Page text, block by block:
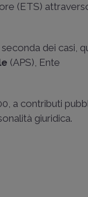
(ETS)
dei casi,
(APS), Ente
a contributi
giuridica.